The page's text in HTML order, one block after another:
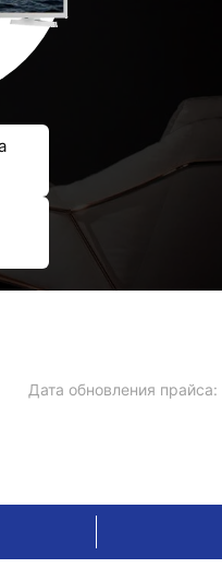
Дата обновления прайса: